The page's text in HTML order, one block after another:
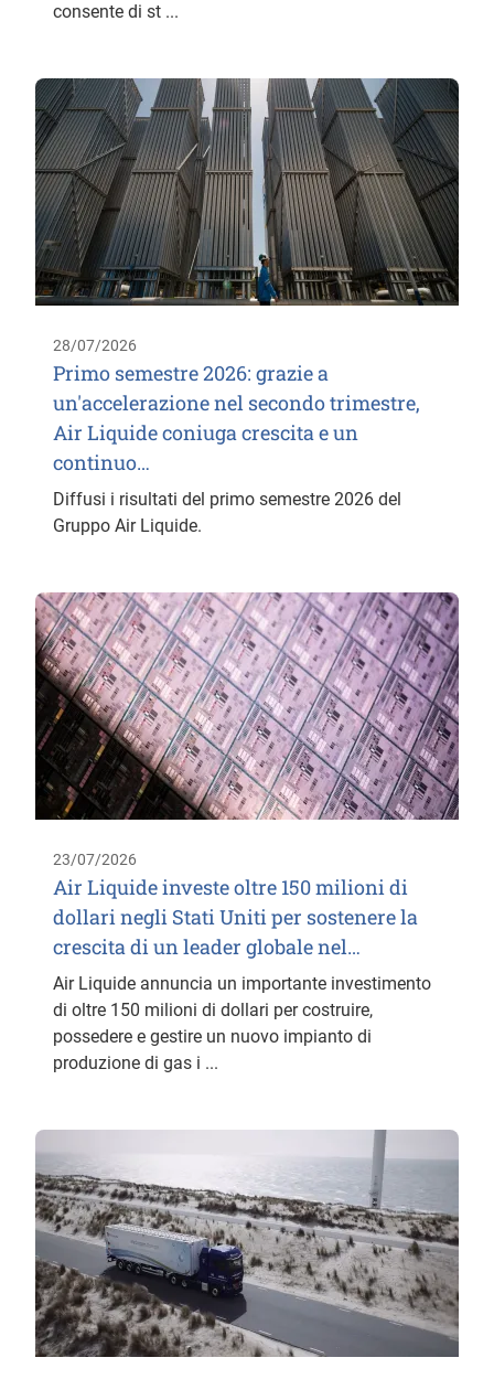
consente di st ...
28/07/2026
Primo semestre 2026: grazie a
un'accelerazione nel secondo trimestre,
Air Liquide coniuga crescita e un
continuo…
Diffusi i risultati del primo semestre 2026 del
Gruppo Air Liquide.
23/07/2026
Air Liquide investe oltre 150 milioni di
dollari negli Stati Uniti per sostenere la
crescita di un leader globale nel…
Air Liquide annuncia un importante investimento
di oltre 150 milioni di dollari per costruire,
possedere e gestire un nuovo impianto di
produzione di gas i ...